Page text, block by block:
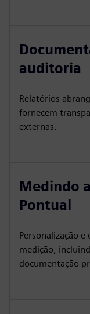
auditoria
Relatórios
fornecem
externas.
Medindo
Pontual
Personalização
medição,
documentação